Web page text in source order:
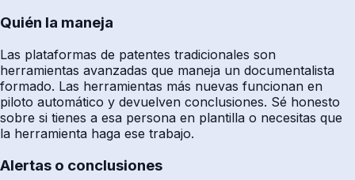
Quién la maneja
Las plataformas de patentes tradicionales son
herramientas avanzadas que maneja un documentalista
formado. Las herramientas más nuevas funcionan en
piloto automático y devuelven conclusiones. Sé honesto
sobre si tienes a esa persona en plantilla o necesitas que
la herramienta haga ese trabajo.
Alertas o conclusiones